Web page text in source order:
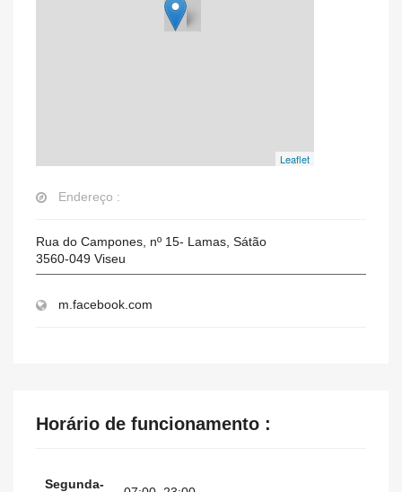
Leaflet
Endereço :
Rua do Campones, nº 15- Lamas, Sátão
3560-049 Viseu
m.facebook.com
Horário de funcionamento :
Segunda-